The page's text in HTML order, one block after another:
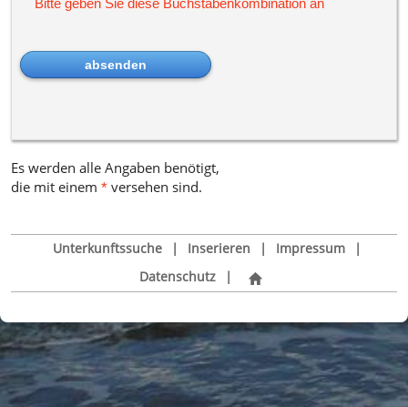
Bitte geben Sie diese Buchstabenkombination an
Es werden alle Angaben benötigt,
die mit einem *versehen sind.
Unterkunftssuche Inserieren Impressum
Datenschutz